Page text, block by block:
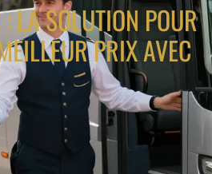
LA SOLUTION POUR
PRIX AVEC